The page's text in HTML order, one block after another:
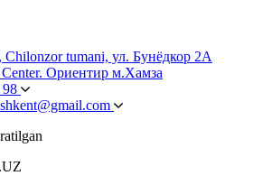
Chilonzor tumani, ул. Бунёдкор 2А
Ориентир м.Хамза
98